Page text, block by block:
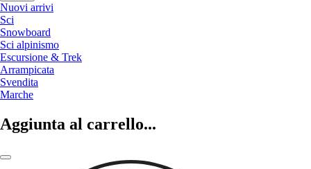
Nuovi arrivi
Sci
Snowboard
Sci alpinismo
Escursione & Trek
Arrampicata
Svendita
Marche
Aggiunta al carrello...